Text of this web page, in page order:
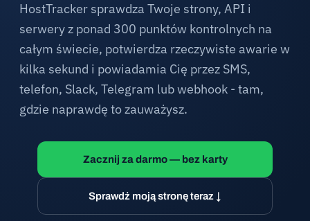
HostTracker sprawdza Twoje strony, API i
serwery z ponad 300 punktów kontrolnych na
całym świecie, potwierdza rzeczywiste awarie w
kilka sekund i powiadamia Cię przez SMS,
telefon, Slack, Telegram lub webhook - tam,
gdzie naprawdę to zauważysz.
Zacznij za darmo — bez karty
Sprawdź moją stronę teraz ↓